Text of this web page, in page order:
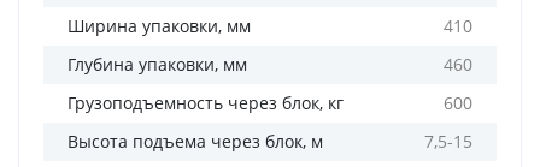
Ширина упаковки, мм
410
Глубина упаковки, мм
460
Грузоподъемность через блок, кг
600
Высота подъема через блок, м
7,5-15